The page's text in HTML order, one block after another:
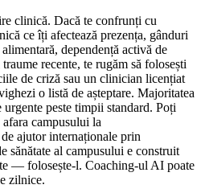
clinică. Dacă te confrunți cu
ce îți afectează prezența, gânduri
dependență activă de
recente, te rugăm să folosești
de criză sau un clinician licențiat
o listă de așteptare. Majoritatea
peste timpii standard. Poți
campusului la
ajutor internaționale prin
sănătate al campusului e construit
— folosește-l. Coaching-ul AI poate
zilnice.